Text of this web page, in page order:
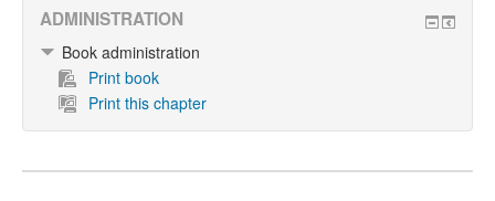
ADMINISTRATION
Book administration
Print book
Print this chapter